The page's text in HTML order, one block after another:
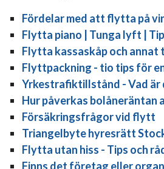
Fördelar med att flytta på
Flytta piano | Tunga lyft |
Flytta kassaskåp och annat
Flyttpackning - tio tips för
Yrkestrafiktillstånd - Vad är
Hur påverkas bolåneräntan
Försäkringsfrågor vid flytt
Triangelbyte hyresrätt
Flytta utan hiss - Tips och
Finns det företag eller